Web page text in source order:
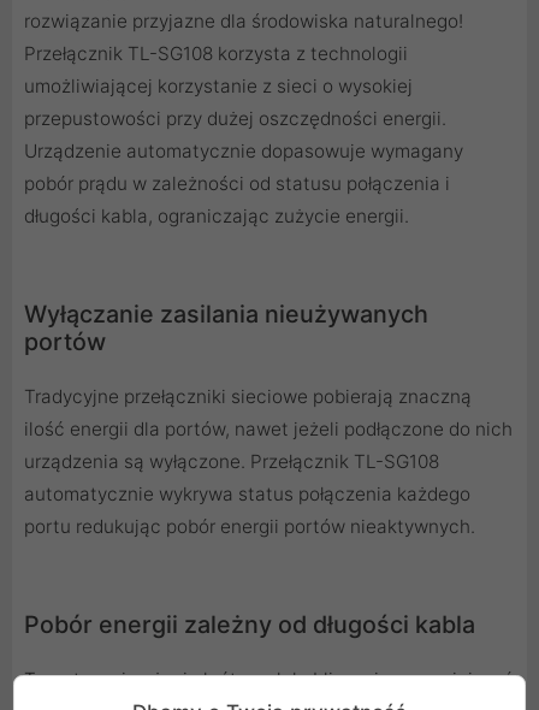
rozwiązanie przyjazne dla środowiska naturalnego!
Przełącznik TL-SG108 korzysta z technologii
umożliwiającej korzystanie z sieci o wysokiej
przepustowości przy dużej oszczędności energii.
Urządzenie automatycznie dopasowuje wymagany
pobór prądu w zależności od statusu połączenia i
długości kabla, ograniczając zużycie energii.
Wyłączanie zasilania nieużywanych
portów
Tradycyjne przełączniki sieciowe pobierają znaczną
ilość energii dla portów, nawet jeżeli podłączone do nich
urządzenia są wyłączone. Przełącznik TL-SG108
automatycznie wykrywa status połączenia każdego
portu redukując pobór energii portów nieaktywnych.
Pobór energii zależny od długości kabla
Teoretycznie użycie krótszych kabli powinno zmniejszać